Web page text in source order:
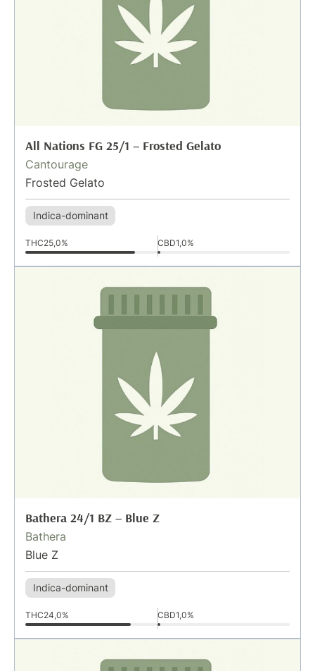
All Nations FG 25/1 – Frosted Gelato
Cantourage
Frosted Gelato
Indica-dominant
THC25,0% CBD1,0%
Bathera 24/1 BZ – Blue Z
Bathera
Blue Z
Indica-dominant
THC24,0% CBD1,0%